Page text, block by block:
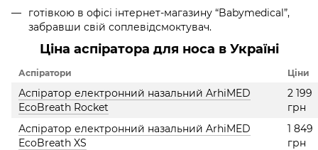
готівкою в офісі інтернет-магазину “Babymedical”,
забравши свій соплевідсмоктувач.
Ціна аспіратора для носа в Україні
Аспіратори Ціни
Аспіратор електронний назальний ArhiMED
EcoBreath Rocket
2 199
грн
Аспіратор електронний назальний ArhiMED
EcoBreath XS
1 849
грн